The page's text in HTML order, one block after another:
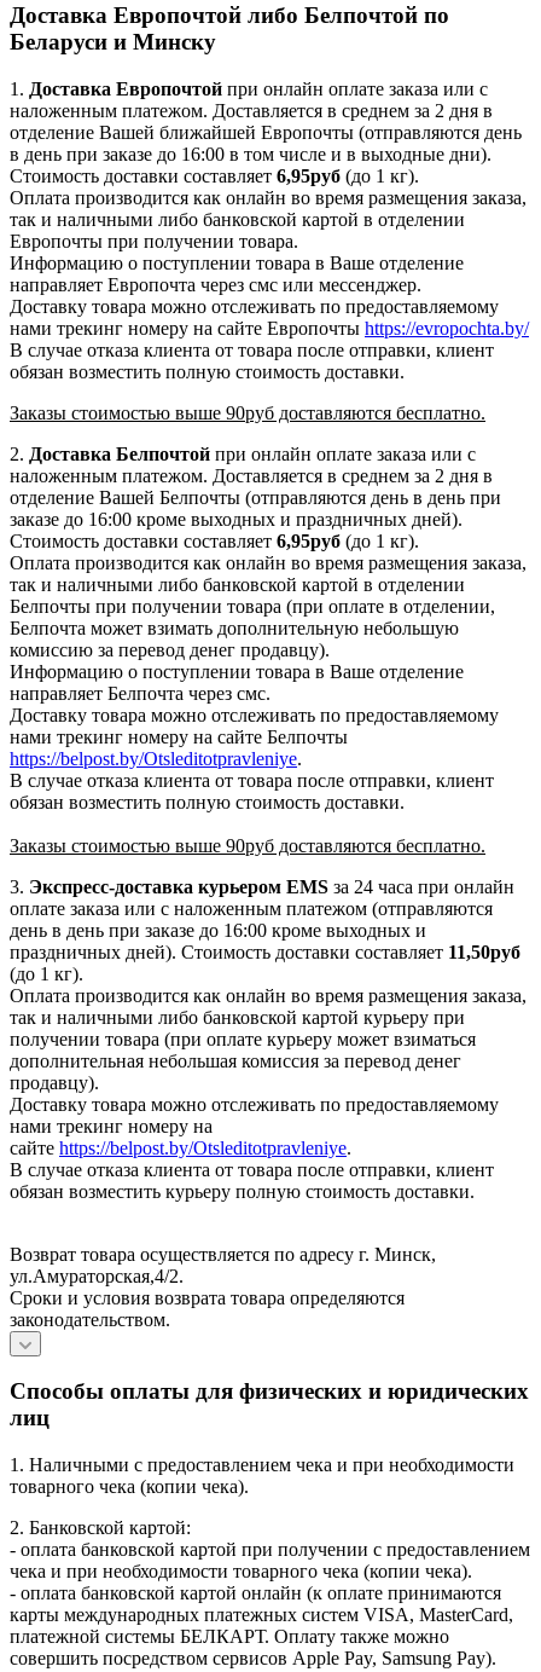
Доставка Европочтой либо Белпочтой по
Беларуси и Минску
1. Доставка Европочтой при онлайн оплате заказа или с
наложенным платежом. Доставляется в среднем за 2 дня в
отделение Вашей ближайшей Европочты (отправляются день
в день при заказе до 16:00 в том числе и в выходные дни).
Стоимость доставки составляет 6,95руб (до 1 кг).
Оплата производится как онлайн во время размещения заказа,
так и наличными либо банковской картой в отделении
Европочты при получении товара.
Информацию о поступлении товара в Ваше отделение
направляет Европочта через смс или мессенджер.
Доставку товара можно отслеживать по предоставляемому
нами трекинг номеру на сайте Европочты https://evropochta.by/
В случае отказа клиента от товара после отправки, клиент
обязан возместить полную стоимость доставки.
Заказы стоимостью выше 90руб доставляются бесплатно.
2. Доставка Белпочтой при онлайн оплате заказа или с
наложенным платежом. Доставляется в среднем за 2 дня в
отделение Вашей Белпочты (отправляются день в день при
заказе до 16:00 кроме выходных и праздничных дней).
Стоимость доставки составляет 6,95руб (до 1 кг).
Оплата производится как онлайн во время размещения заказа,
так и наличными либо банковской картой в отделении
Белпочты при получении товара (при оплате в отделении,
Белпочта может взимать дополнительную небольшую
комиссию за перевод денег продавцу).
Информацию о поступлении товара в Ваше отделение
направляет Белпочта через смс.
Доставку товара можно отслеживать по предоставляемому
нами трекинг номеру на сайте Белпочты
https://belpost.by/Otsleditotpravleniye.
В случае отказа клиента от товара после отправки, клиент
обязан возместить полную стоимость доставки.
Заказы стоимостью выше 90руб доставляются бесплатно.
3. Экспресс-доставка курьером EMS за 24 часа при онлайн
оплате заказа или с наложенным платежом (отправляются
день в день при заказе до 16:00 кроме выходных и
праздничных дней). Стоимость доставки составляет 11,50руб
(до 1 кг).
Оплата производится как онлайн во время размещения заказа,
так и наличными либо банковской картой курьеру при
получении товара (при оплате курьеру может взиматься
дополнительная небольшая комиссия за перевод денег
продавцу).
Доставку товара можно отслеживать по предоставляемому
нами трекинг номеру на
сайте https://belpost.by/Otsleditotpravleniye.
В случае отказа клиента от товара после отправки, клиент
обязан возместить курьеру полную стоимость доставки.
Возврат товара осуществляется по адресу г. Минск,
ул.Амураторская,4/2.
Сроки и условия возврата товара определяются
законодательством.
Способы оплаты для физических и юридических
лиц
1. Наличными с предоставлением чека и при необходимости
товарного чека (копии чека).
2. Банковской картой:
- оплата банковской картой при получении с предоставлением
чека и при необходимости товарного чека (копии чека).
- оплата банковской картой онлайн (к оплате принимаются
карты международных платежных систем VISA, MasterCard,
платежной системы БЕЛКАРТ. Оплату также можно
совершить посредством сервисов Apple Pay, Samsung Pay).